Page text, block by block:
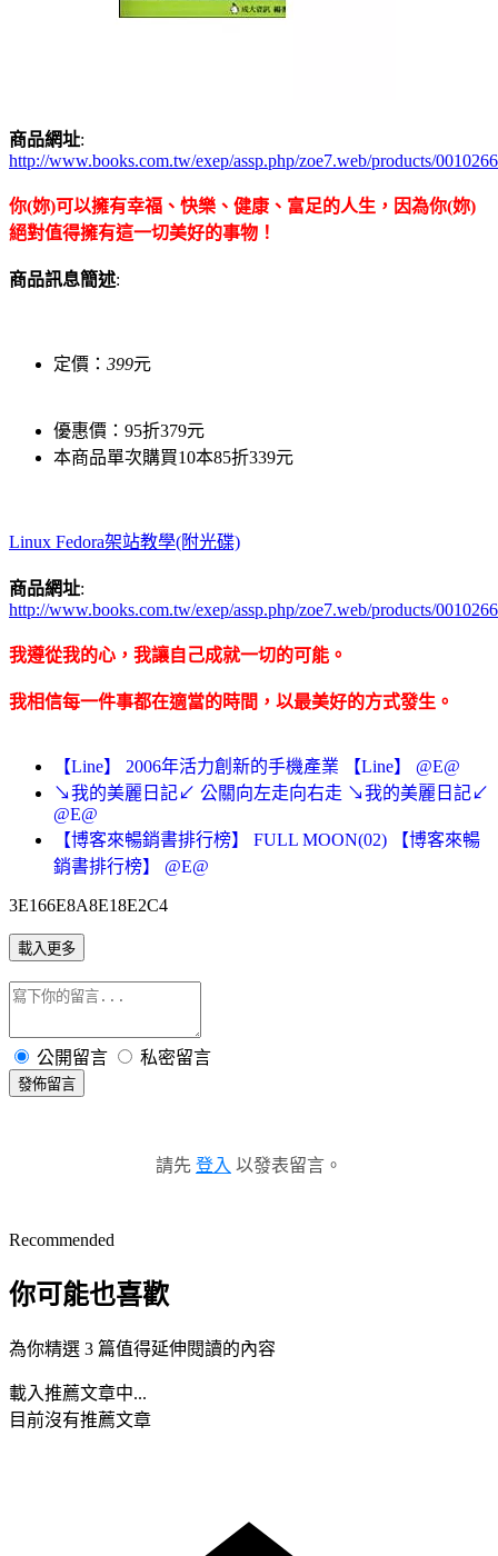
商品網址:
http://www.books.com.tw/exep/assp.php/zoe7.web/products/
你(妳)可以擁有幸福、快樂、健康、富足的人生，因為你(妳)
絕對值得擁有這一切美好的事物！
商品訊息簡述:
定價： 399元
優惠價：95折379元
本商品單次購買10本85折339元
Linux Fedora架站教學(附光碟)
商品網址:
http://www.books.com.tw/exep/assp.php/zoe7.web/products/
我遵從我的心，我讓自己成就一切的可能。
我相信每一件事都在適當的時間，以最美好的方式發生。
【Line】 2006年活力創新的手機產業 【Line】 @E@
↘我的美麗日記↙ 公關向左走向右走 ↘我的美麗日記↙
@E@
【博客來暢銷書排行榜】 FULL MOON(02) 【博客來暢
銷書排行榜】 @E@
3E166E8A8E18E2C4
載入更多
公開留言 私密留言
發佈留言
請先 登入 以發表留言。
Recommended
你可能也喜歡
為你精選 3 篇值得延伸閱讀的內容
載入推薦文章中...
目前沒有推薦文章